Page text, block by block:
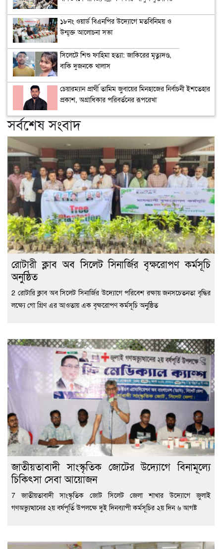
১৮নং ওয়ার্ড বিএনপির উদ্যোগে মতবিনিময় ও
উন্মুক্ত আলোচনা সভা
সিলেটে শিশু ফাহিমা হত্যা: জাকিরের মৃত্যুদণ্ড,
বাকি দুজনকে খালাস
চেয়ারম্যান প্রার্থী তামিম জুবায়ের মিনহাজের নির্বাচনী ইশতেহার
প্রকাশ, অগ্রাধিকার পরিবর্তনের রূপরেখা
সর্বশেষ সংবাদ
রোটারী ক্লাব অব সিলেট সিনার্জির বৃক্ষরোপণ কর্মসূচি
অনুষ্ঠিত
2 রোটারি ক্লাব অব সিলেট সিনার্জির উদ্যোগে পরিবেশ রক্ষায় জনসচেতনতা বৃদ্ধির
লক্ষ্যে গো গ্রিণ এর আওতায় এক বৃক্ষরোপণ কর্মসূচি অনুষ্ঠিত
জাতীয়তাবাদী সাংস্কৃতিক জোটের উদ্যোগে বিনামূল্যে
চিকিৎসা সেবা আয়োজন
7 জাতীয়তাবাদী সাংস্কৃতিক জোট সিলেট জেলা শাখার উদ্যোগে জুলাই
গণঅভ্যুত্থানের ২য় বর্ষপূর্তি উপলক্ষে দুই দিনব্যাপী কর্মসূচির ২য় দিন ৬ আগষ্ট